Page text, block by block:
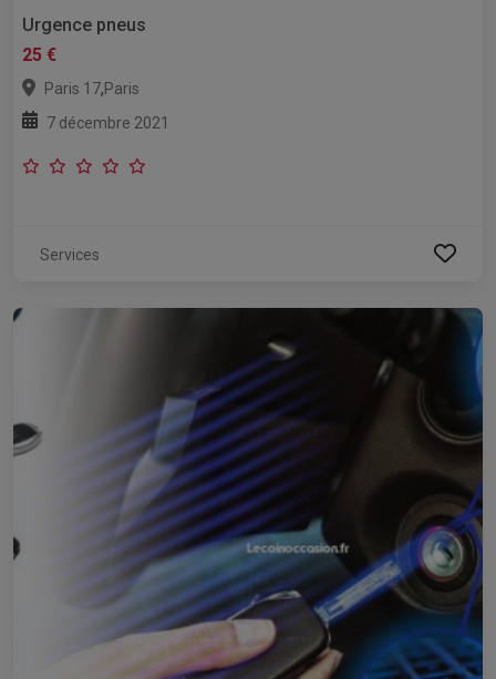
Urgence pneus
25 €
Paris 17,Paris
7 décembre 2021
Services